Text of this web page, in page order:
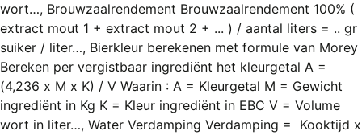
wort…, Brouwzaalrendement Brouwzaalrendement 100% (
extract mout 1 + extract mout 2 + ... ) / aantal liters = .. gr
suiker / liter…, Bierkleur berekenen met formule van Morey
Bereken per vergistbaar ingrediënt het kleurgetal A =
(4,236 x M x K) / V Waarin : A = Kleurgetal M = Gewicht
ingrediënt in Kg K = Kleur ingrediënt in EBC V = Volume
wort in liter…, Water Verdamping Verdamping = Kooktijd x